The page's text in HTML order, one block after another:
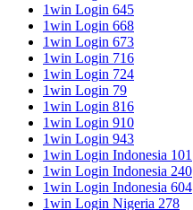
1win Login 645
1win Login 668
1win Login 673
1win Login 716
1win Login 724
1win Login 79
1win Login 816
1win Login 910
1win Login 943
1win Login Indonesia 101
1win Login Indonesia 240
1win Login Indonesia 604
1win Login Nigeria 278